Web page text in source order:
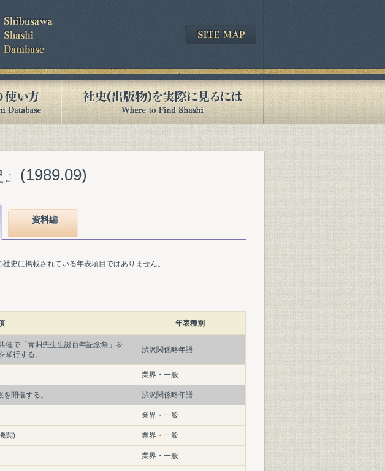
(1989.09)
資料編
史に掲載されている年表項目ではありません。
年表種別
催で「青淵先生生誕百年記念祭」を
挙行する。
渋沢関係略年譜
業界・一般
開催する。 渋沢関係略年譜
業界・一般
関) 業界・一般
業界・一般